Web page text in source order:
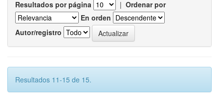
Resultados por página | Ordenar por
En orden
Autor/registro
Resultados 11-15 de 15.